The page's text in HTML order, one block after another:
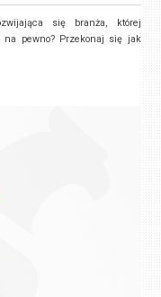
się branża, której
na pewno? Przekonaj się jak